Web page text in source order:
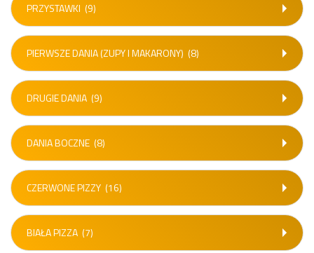
PRZYSTAWKI (9)
PIERWSZE DANIA (ZUPY I MAKARONY) (8)
DRUGIE DANIA (9)
DANIA BOCZNE (8)
CZERWONE PIZZY (16)
BIAŁA PIZZA (7)